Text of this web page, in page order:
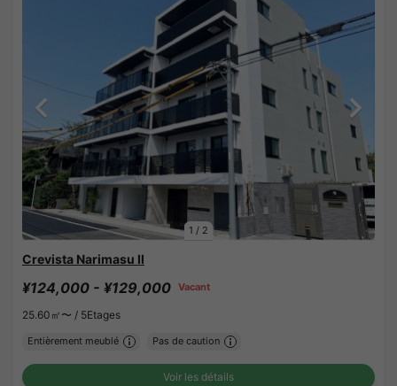
1 / 2
Crevista Narimasu II
¥124,000 - ¥129,000 Vacant
25.60㎡〜 / 5Etages
Entièrement meublé Pas de caution
Voir les détails